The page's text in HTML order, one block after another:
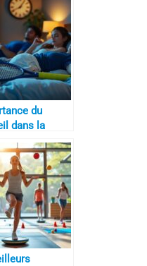
du
dans la
sportive